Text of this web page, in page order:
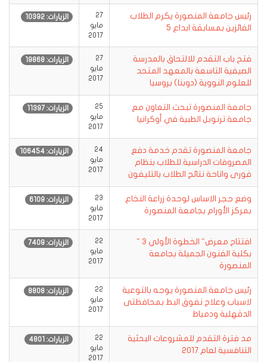
رئيس جامعة المنصورة يكرم الطلاب
الفائزين بمسابقة ابداع 5
27
مايو
2017
الزيارات: 10392
فتح باب التقدم للالتحاق بالمدرسة
الصيفية التاسعة بالمعهد المتحد
للعلوم النووية (دوبنا) بروسيا
27
مايو
2017
الزيارات: 19868
جامعة المنصورة تبحث التعاون مع
جامعة ترنوبل الطبية في أوكرانيا
25
مايو
2017
الزيارات: 11397
جامعة المنصورة تقدم خدمة دفع
المصروفات الدراسية للطلاب بنظام
فورى واتاحة نتائج الطلاب بالتليفون
24
مايو
2017
الزيارات: 106454
وضع حجر الاساس لوحدة زراعة النخاع
بمركز الأورام بجامعة المنصورة
23
مايو
2017
الزيارات: 6109
افتتاح معرض" الخطوة الأولي 3 "
بكلية الفنون الجميلة بجامعة
المنصورة
22
مايو
2017
الزيارات: 7409
رئيس جامعة المنصورة يوجه بالتوعية
لاسباب وعلاج نفوق البط بمحافظتى
الدقهلية ودمياط
22
مايو
2017
الزيارات: 8808
مد فترة التقدم للمشروعات البحثية
التنافسية لعام 2017
22
مايو
2017
الزيارات: 4801